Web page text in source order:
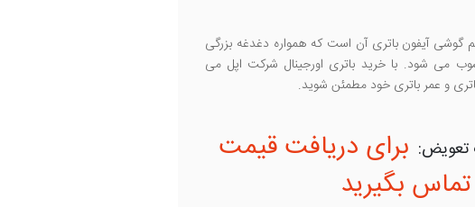
گوشی آیفون باتری آن است که همواره دغدغه بزرگی
می شود. با خرید باتری اورجینال شرکت اپل می
و عمر باتری خود مطمئن شوید.
برای دریافت قیمت
بگیرید